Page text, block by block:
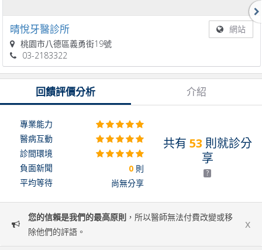
晴悅牙醫診所
網站
桃園市八德區義勇街19號
03-2183322
回饋評價分析 介紹
共有 53 則就診分
享
?
專業能力
醫病互動
診間環境
負面新聞
0 則
平均等待
尚無分享
您的信賴是我們的最高原則 ，所以醫師無法付費改變或移
除他們的評語。
x